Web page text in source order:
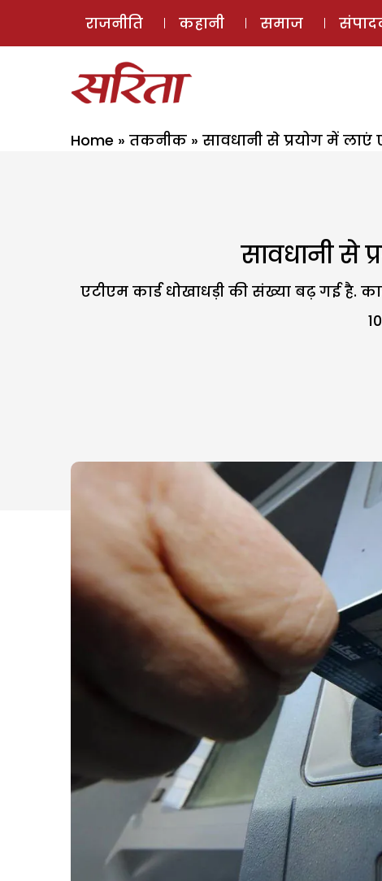
राजनीति कहानी समाज
Home » तकनीक » सावधानी से प्रयोग में
सावधानी से
एटीएम कार्ड धोखाधड़ी की संख्या बढ़ गई है.